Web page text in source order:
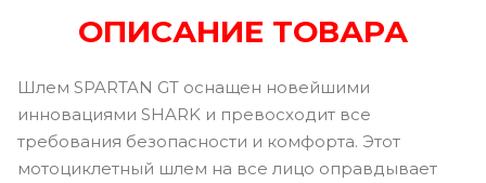
ОПИСАНИЕ ТОВАРА
Шлем SPARTAN GT оснащен новейшими
инновациями SHARK и превосходит все
требования безопасности и комфорта. Этот
мотоциклетный шлем на все лицо оправдывает